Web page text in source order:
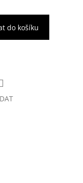
do košíku